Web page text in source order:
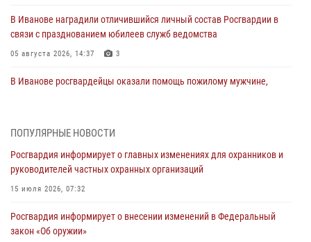
В Иванове наградили отличившийся личный состав Росгвардии в
связи с празднованием юбилеев служб ведомства
05 августа 2026, 14:37 3
В Иванове росгвардейцы оказали помощь пожилому мужчине,
торжественных мероприятиях, посвященных празднованию Дня
Воздушно-десантных войск
02 августа 2026, 11:46
Мероприятия в рамках акции «Каникулы с Росгвардией»
продолжаются в Ивановской области
ПОПУЛЯРНЫЕ НОВОСТИ
Росгвардия информирует о главных изменениях для охранников и
руководителей частных охранных организаций
15 июля 2026, 07:32
Росгвардия информирует о внесении изменений в Федеральный
закон «Об оружии»